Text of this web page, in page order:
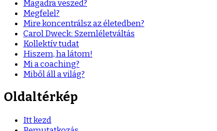
Magadra veszed?
Megfelel?
Mire koncentrálsz az életedben?
Carol Dweck: Szemléletváltás
Kollektív tudat
Hiszem, ha látom!
Mi a coaching?
Miből áll a világ?
Oldaltérkép
Itt kezd